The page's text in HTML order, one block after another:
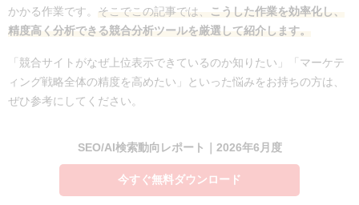
かかる作業です。 そこでこの記事では、 こうした作業を効率化し、
精度高く分析できる競合分析ツールを厳選して紹介します。
「競合サイトがなぜ上位表示できているのか知りたい」「マーケテ
ィング戦略全体の精度を高めたい」といった悩みをお持ちの方は、
ぜひ参考にしてください。
SEO/AI検索動向レポート｜2026年6月度
今すぐ無料ダウンロード